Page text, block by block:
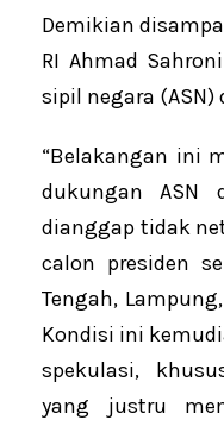
Demikian
RI Ahmad
sipil negara
“Belakangan ini
dukungan ASN
dianggap tidak
calon presiden
Tengah,
Kondisi ini
spekulasi,
yang justru